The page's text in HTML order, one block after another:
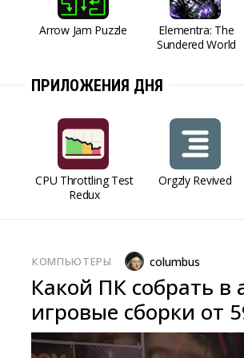
Arrow Jam Puzzle
Elementra: The
Sundered World
ПРИЛОЖЕНИЯ ДНЯ
CPU Throttling Test
Redux
Orgzly Revived
КОМПЬЮТЕРЫ columbus
Какой ПК собрать в
игровые сборки от